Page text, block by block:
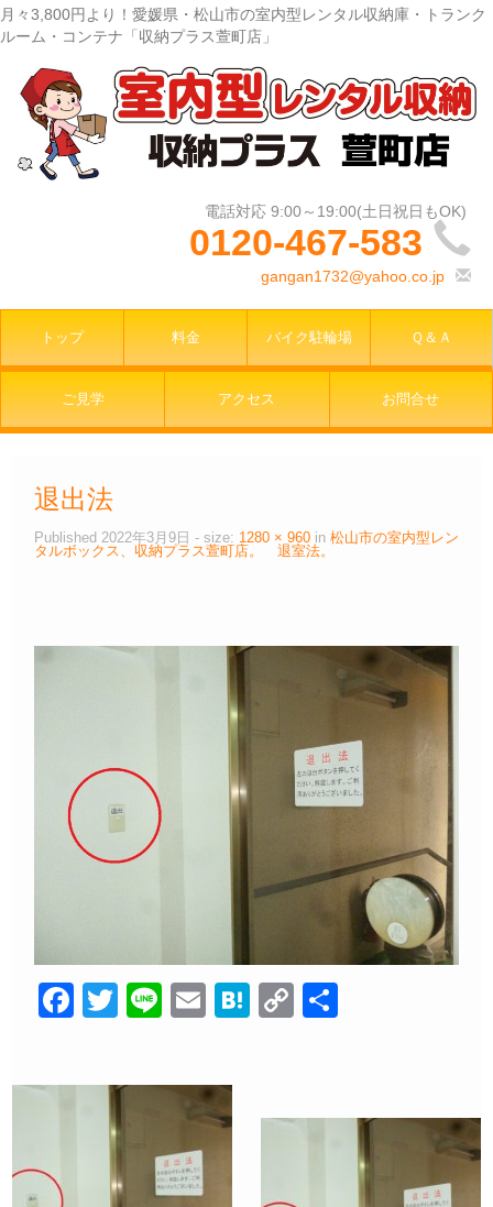
月々3,800円より！愛媛県・松山市の室内型レンタル収納庫・トランク
ルーム・コンテナ「収納プラス萱町店」
0120-467-583
gangan1732@yahoo.co.jp
トップ 料金 バイク駐輪場 Ｑ＆Ａ
ご見学 アクセス お問合せ
退出法
Published 2022年3月9日 - size: 1280 × 960 in 松山市の室内型レン
タルボックス、収納プラス萱町店。 退室法。
F
T
Li
E
H
C